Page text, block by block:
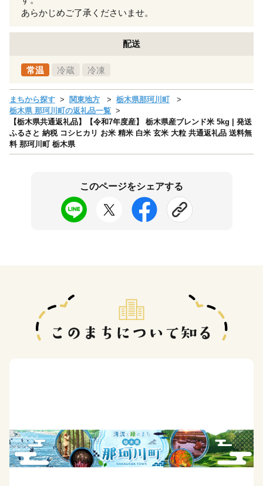
あらかじめご了承くださいませ。
配送
常温 冷蔵 冷凍
まちから探す 関東地方
栃木県那珂川町
栃木県 那珂川町の返礼品一覧
【栃木県共通返礼品】【令和7年度産】 栃木県産ブレンド米 5kg | 発送
ふるさと 納税 コシヒカリ お米 精米 白米 玄米 大粒 共通返礼品 送料無
料 那珂川町 栃木県
このページをシェアする